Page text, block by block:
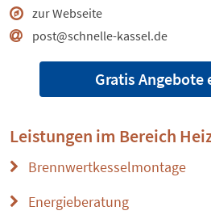
zur Webseite
post@schnelle-kassel.de
Gratis Angebote
Leistungen im Bereich
Brennwertkesselmontage
Energieberatung